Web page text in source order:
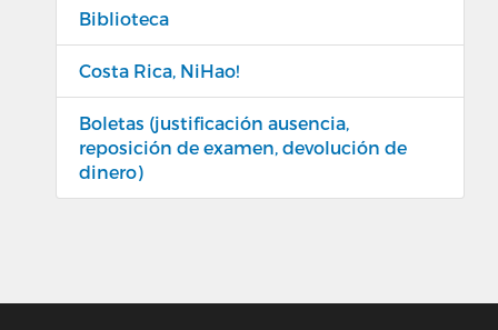
Biblioteca
Costa Rica, NiHao!
Boletas (justificación ausencia,
reposición de examen, devolución de
dinero)